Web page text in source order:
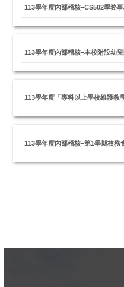
113學年度內部稽核–CS502學務
113學年度內部稽核–本校附設幼
113學年度「專科以上學校維護教
113學年度內部稽核–第1學期校務